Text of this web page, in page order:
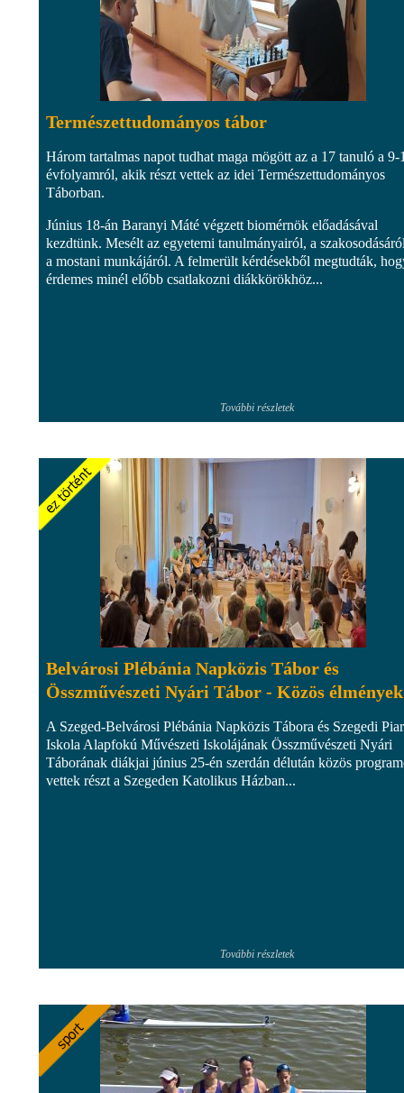
Természettudományos tábor
Három tartalmas napot tudhat maga mögött az a 17 tanuló a 9-
évfolyamról, akik részt vettek az idei Természettudományos
Táborban.
Június 18-án Baranyi Máté végzett biomérnök előadásával
kezdtünk. Mesélt az egyetemi tanulmányairól, a
a mostani munkájáról. A felmerült kérdésekből megtudták,
érdemes minél előbb csatlakozni diákkörökhöz...
További részletek
Belvárosi Plébánia Napközis Tábor és
Összművészeti Nyári Tábor - Közös élmények
A Szeged-Belvárosi Plébánia Napközis Tábora és Szegedi
Iskola Alapfokú Művészeti Iskolájának Összművészeti Nyári
Táborának diákjai június 25-én szerdán délután közös
vettek részt a Szegeden Katolikus Házban...
További részletek